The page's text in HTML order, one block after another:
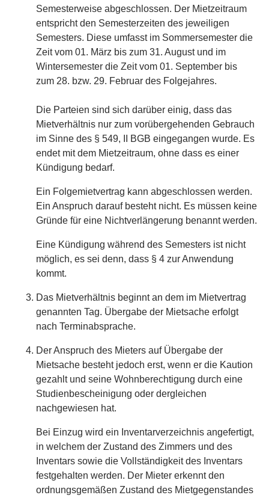
Semesterweise abgeschlossen. Der Mietzeitraum
entspricht den Semesterzeiten des jeweiligen
Semesters. Diese umfasst im Sommersemester die
Zeit vom 01. März bis zum 31. August und im
Wintersemester die Zeit vom 01. September bis
zum 28. bzw. 29. Februar des Folgejahres.
Die Parteien sind sich darüber einig, dass das
Mietverhältnis nur zum vorübergehenden Gebrauch
im Sinne des § 549, II BGB eingegangen wurde. Es
endet mit dem Mietzeitraum, ohne dass es einer
Kündigung bedarf.
Ein Folgemietvertrag kann abgeschlossen werden.
Ein Anspruch darauf besteht nicht. Es müssen keine
Gründe für eine Nichtverlängerung benannt werden.
Eine Kündigung während des Semesters ist nicht
möglich, es sei denn, dass § 4 zur Anwendung
kommt.
Das Mietverhältnis beginnt an dem im Mietvertrag
genannten Tag. Übergabe der Mietsache erfolgt
nach Terminabsprache.
Der Anspruch des Mieters auf Übergabe der
Mietsache besteht jedoch erst, wenn er die Kaution
gezahlt und seine Wohnberechtigung durch eine
Studienbescheinigung oder dergleichen
nachgewiesen hat.
Bei Einzug wird ein Inventarverzeichnis angefertigt,
in welchem der Zustand des Zimmers und des
Inventars sowie die Vollständigkeit des Inventars
festgehalten werden. Der Mieter erkennt den
ordnungsgemäßen Zustand des Mietgegenstandes